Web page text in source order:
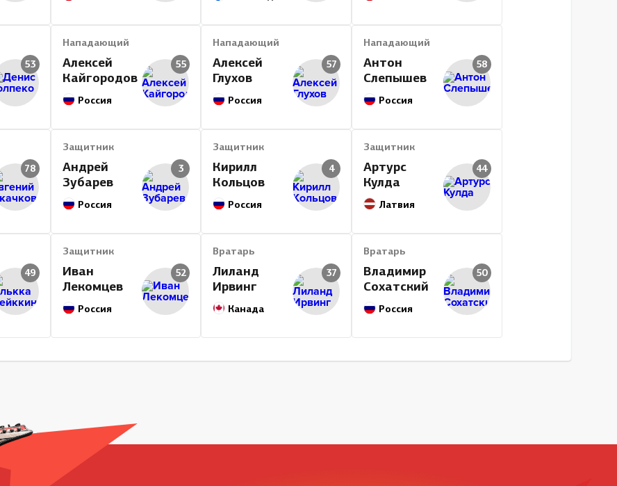
53
Нападающий
Алексей
Кайгородов
Россия
55
Нападающий
Алексей
Глухов
Россия
57
Нападающий
Антон
Слепышев
Россия
58
78
Защитник
Андрей
Зубарев
Россия
3
Защитник
Кирилл
Кольцов
Россия
4
Защитник
Артурс
Кулда
Латвия
44
49
Защитник
Иван
Лекомцев
Россия
52
Вратарь
Лиланд
Ирвинг
Канада
37
Вратарь
Владимир
Сохатский
Россия
50